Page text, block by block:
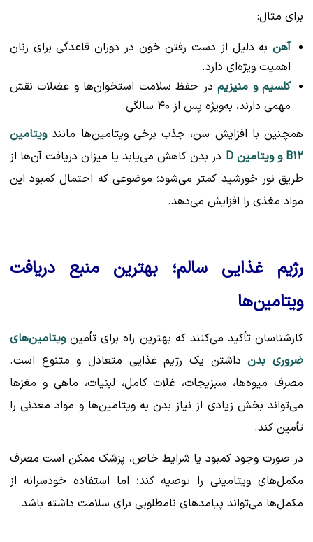
برای مثال:
آهن به دلیل از دست رفتن خون در دوران قاعدگی برای زنان
اهمیت ویژه‌ای دارد.
کلسیم و منیزیمدر حفظ سلامت استخوان‌ها و عضلات نقش
مهمی دارند، به‌ویژه پس از ۴۰ سالگی.
همچنین با افزایش سن، جذب برخی ویتامین‌ها مانندویتامین
B12 و ویتامین D
در بدن کاهش می‌یابد یا میزان دریافت آن‌ها از
طریق نور خورشید کمتر می‌شود؛ موضوعی که احتمال کمبود این
مواد مغذی را افزایش می‌دهد.
رژیم غذایی سالم؛ بهترین منبع دریافت
ویتامین‌ها
کارشناسان تأکید می‌کنند که بهترین راه برای تأمینویتامین‌های
ضروری بدنداشتن یک رژیم غذایی متعادل و متنوع است.
مصرف میوه‌ها، سبزیجات، غلات کامل، لبنیات، ماهی و مغزها
می‌تواند بخش زیادی از نیاز بدن به ویتامین‌ها و مواد معدنی را
تأمین کند.
در صورت وجود کمبود یا شرایط خاص، پزشک ممکن است مصرف
مکمل‌های ویتامینی را توصیه کند؛ اما استفاده خودسرانه از
مکمل‌ها می‌تواند پیامدهای نامطلوبی برای سلامت داشته باشد.